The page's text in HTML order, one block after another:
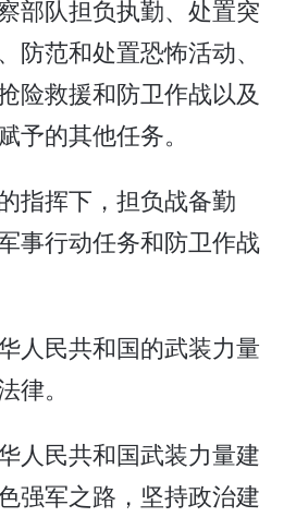
部队担负执勤、处置突
防范和处置恐怖活动、
险救援和防卫作战以及
予的其他任务。
指挥下，担负战备勤
事行动任务和防卫作战
人民共和国的武装力量
律。
人民共和国武装力量建
强军之路，坚持政治建